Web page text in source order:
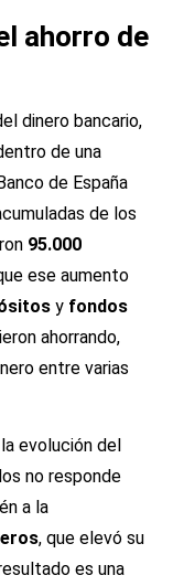
ahorro de
dinero bancario,
de una
de España
de los
95.000
ese aumento
y fondos
ahorrando,
entre varias
evolución del
no responde
a la
, que elevó su
es una